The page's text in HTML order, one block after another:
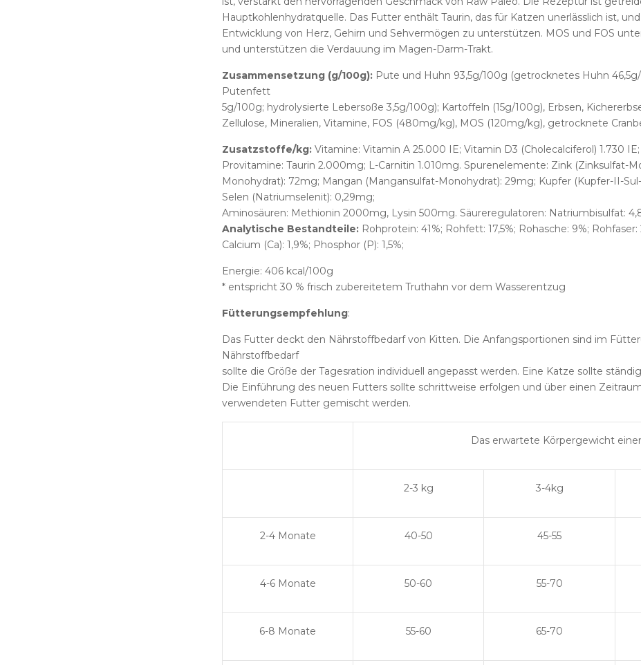
Hauptkohlenhydratquelle. Das Futter enthält Taurin, das für Katzen unerlässlich ist,
Entwicklung von Herz, Gehirn und Sehvermögen zu unterstützen. MOS und FOS
und unterstützen die Verdauung im Magen-Darm-Trakt.
Zusammensetzung (g/100g): Pute und Huhn 93,5g/100g (getrocknetes Huhn
Putenfett
5g/100g; hydrolysierte Lebersoße 3,5g/100g); Kartoffeln (15g/100g), Erbsen,
Zellulose, Mineralien, Vitamine, FOS (480mg/kg), MOS (120mg/kg), getrocknete
Zusatzstoffe/kg: Vitamine: Vitamin A 25.000 IE; Vitamin D3 (Cholecalciferol) 1.730
Provitamine: Taurin 2.000mg; L-Carnitin 1.010mg. Spurenelemente: Zink (Zinksulfat-
Monohydrat): 72mg; Mangan (Mangansulfat-Monohydrat): 29mg; Kupfer (Kupfer-II-
Selen (Natriumselenit): 0,29mg;
Aminosäuren: Methionin 2000mg, Lysin 500mg. Säureregulatoren: Natriumbisulfat:
Analytische Bestandteile: Rohprotein: 41%; Rohfett: 17,5%; Rohasche: 9%;
Calcium (Ca): 1,9%; Phosphor (P): 1,5%;
Energie: 406 kcal/100g
* entspricht 30 % frisch zubereitetem Truthahn vor dem Wasserentzug
Fütterungsempfehlung:
Das Futter deckt den Nährstoffbedarf von Kitten. Die Anfangsportionen sind im
Nährstoffbedarf
sollte die Größe der Tagesration individuell angepasst werden. Eine Katze sollte
Die Einführung des neuen Futters sollte schrittweise erfolgen und über einen
verwendeten Futter gemischt werden.
Das erwartete Körpergewicht
2-3 kg 3-4kg
2-4 Monate 40-50 45-55
4-6 Monate 50-60 55-70
6-8 Monate 55-60 65-70